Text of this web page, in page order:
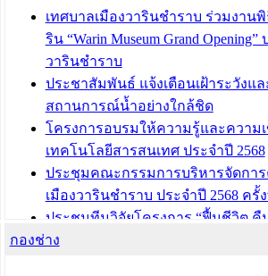
เทศบาลเมืองวารินชำราบ ร่วมงา
ริน “Warin Museum Grand
วารินชำราบ
ประชาสัมพันธ์ แจ้งเตือนเฝ้าระวังแ
สถานการณ์น้ำอย่างใกล้ชิด
โครงการอบรมให้ความรู้และความ
เทคโนโลยีสารสนเทศ ประจำปี 2568
ประชุมคณะกรรมการบริหารจัดการ
เมืองวารินชำราบ ประจำปี 2568 ครั้ง
ประชุมทีมวิจัยโครงการ “ฟื้นชีวิต
เมืองวาริน” เพื่อร่วมขับเคลื่อนเมือง
กองช่าง